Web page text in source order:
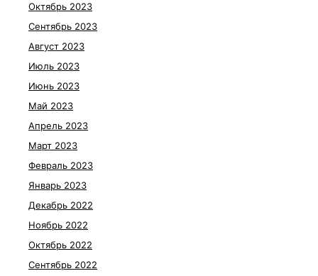
Октябрь 2023
Сентябрь 2023
Август 2023
Июль 2023
Июнь 2023
Май 2023
Апрель 2023
Март 2023
Февраль 2023
Январь 2023
Декабрь 2022
Ноябрь 2022
Октябрь 2022
Сентябрь 2022